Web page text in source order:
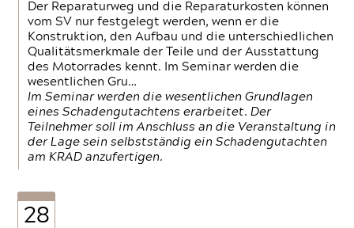
Der Reparaturweg und die Reparaturkosten können
vom SV nur festgelegt werden, wenn er die
Konstruktion, den Aufbau und die unterschiedlichen
Qualitätsmerkmale der Teile und der Ausstattung
des Motorrades kennt. Im Seminar werden die
wesentlichen Gru…
Im Seminar werden die wesentlichen Grundlagen
eines Schadengutachtens erarbeitet. Der
Teilnehmer soll im Anschluss an die Veranstaltung in
der Lage sein selbstständig ein Schadengutachten
am KRAD anzufertigen.
28